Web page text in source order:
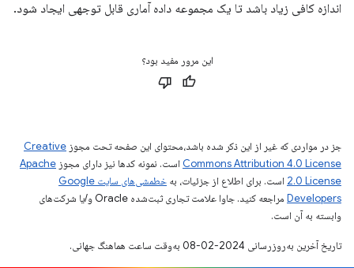
اندازه کافی زیاد باشد تا یک مجموعه داده آماری قابل توجهی ایجاد شود.
این مرور مفید بود؟
جز در مواردی که غیر از این ذکر شده باشد،‌محتوای این صفحه تحت مجوز Creative
Commons Attribution 4.0 License است. نمونه کدها نیز دارای مجوز Apache
2.0 License است. برای اطلاع از جزئیات، به
خطمشی‌های سایت Google
Developers‏
مراجعه کنید. جاوا علامت تجاری ثبت‌شده Oracle و/یا شرکت‌های
وابسته به آن است.
تاریخ آخرین به‌روزرسانی 2024-02-08 به‌وقت ساعت هماهنگ جهانی.